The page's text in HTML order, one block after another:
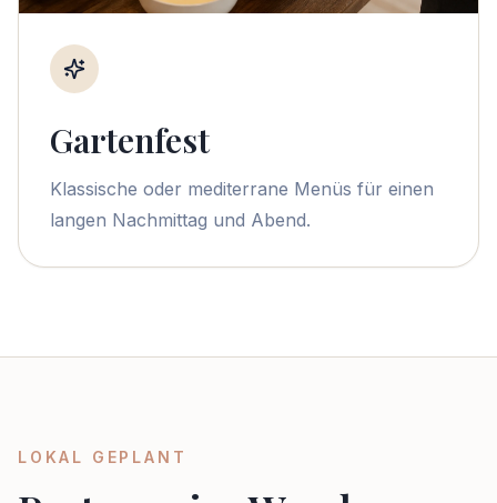
Gartenfest
Klassische oder mediterrane Menüs für einen
langen Nachmittag und Abend.
LOKAL GEPLANT